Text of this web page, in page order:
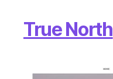
True North